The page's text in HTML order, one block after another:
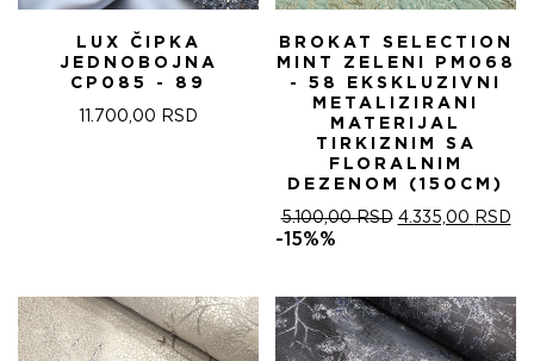
LUX ČIPKA
JEDNOBOJNA
CP085 - 89
11.700,00 RSD
BROKAT SELECTION
MINT ZELENI PM068
- 58 EKSKLUZIVNI
METALIZIRANI
MATERIJAL
TIRKIZNIM SA
FLORALNIM
DEZENOM (150CM)
5.100,00RSD ОРИГИНАЛНА
5.100,00 RSD.
4.335,00 RSD
-15%%